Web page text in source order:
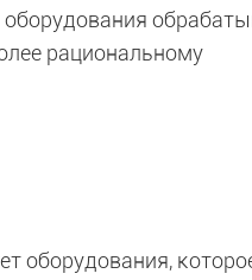
рациональному
оборудования,